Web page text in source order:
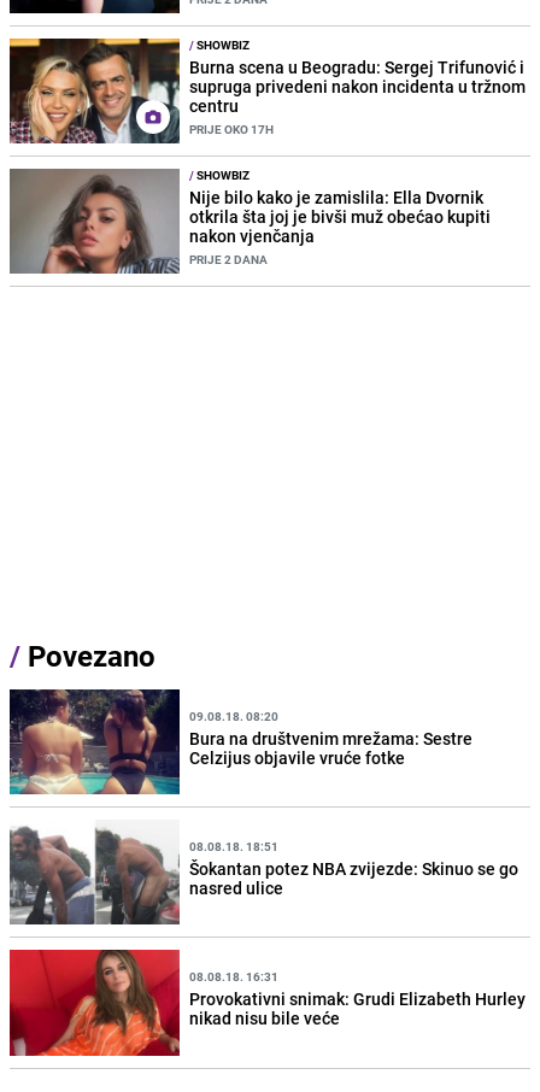
/SHOWBIZ
Burna scena u Beogradu: Sergej Trifunović i
supruga privedeni nakon incidenta u tržnom
centru
PRIJE OKO 17H
/SHOWBIZ
Nije bilo kako je zamislila: Ella Dvornik
otkrila šta joj je bivši muž obećao kupiti
nakon vjenčanja
PRIJE 2 DANA
/ Povezano
09.08.18. 08:20
Bura na društvenim mrežama: Sestre
Celzijus objavile vruće fotke
08.08.18. 18:51
Šokantan potez NBA zvijezde: Skinuo se go
nasred ulice
08.08.18. 16:31
Provokativni snimak: Grudi Elizabeth Hurley
nikad nisu bile veće